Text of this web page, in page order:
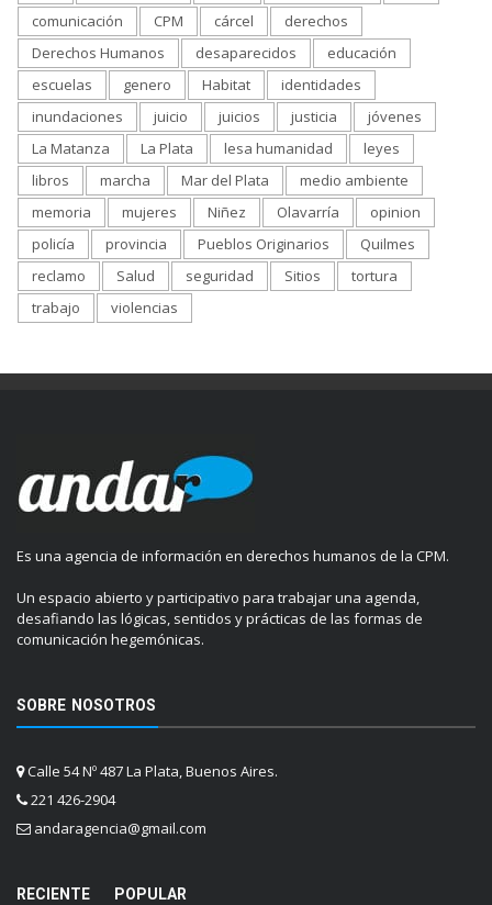
comunicación
CPM cárcel
derechos
Derechos Humanos
desaparecidos
educación
escuelas
genero Habitat
identidades
inundaciones
juicio juicios justicia
jóvenes
La Matanza
La Plata lesa humanidad
leyes
libros
marcha Mar del Plata
medio ambiente
memoria
mujeres Niñez Olavarría
opinion
policía
provincia Pueblos Originarios
Quilmes
reclamo
Salud seguridad Sitios
tortura
trabajo
violencias
Es una agencia de información en derechos humanos de la CPM.
Un espacio abierto y participativo para trabajar una agenda,
desafiando las lógicas, sentidos y prácticas de las formas de
comunicación hegemónicas.
SOBRE NOSOTROS
Calle 54 Nº 487 La Plata, Buenos Aires.
221 426-2904
andaragencia@gmail.com
RECIENTE POPULAR